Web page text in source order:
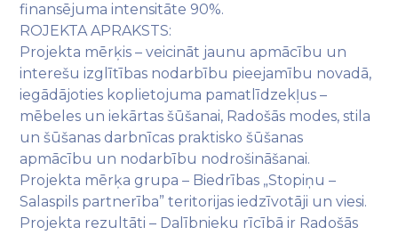
finansējuma intensitāte 90%.
ROJEKTA APRAKSTS:
Projekta mērķis – veicināt jaunu apmācību un
interešu izglītības nodarbību pieejamību novadā,
iegādājoties koplietojuma pamatlīdzekļus –
mēbeles un iekārtas šūšanai, Radošās modes, stila
un šūšanas darbnīcas praktisko šūšanas
apmācību un nodarbību nodrošināšanai.
Projekta mērķa grupa – Biedrības „Stopiņu –
Salaspils partnerība” teritorijas iedzīvotāji un viesi.
Projekta rezultāti – Dalībnieku rīcībā ir Radošās